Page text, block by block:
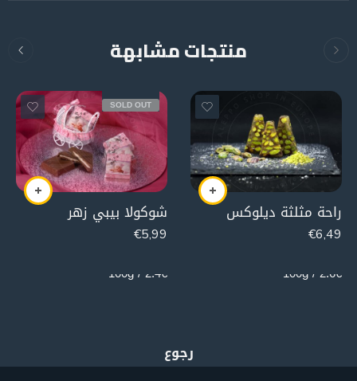
منتجات مشابهة
راحة مثلثة ديلوكس
€6,49
2.6€ / 100g
SOLD OUT
شوكولا بيبي زهر
€5,99
2.4€ / 100g